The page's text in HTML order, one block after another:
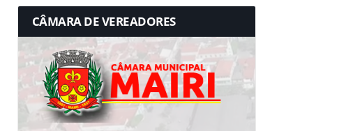
CÂMARA DE VEREADORES